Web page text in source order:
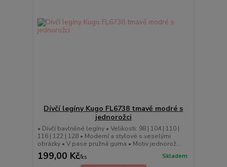
Dívčí legíny Kugo FL6738 tmavě modré s
jednorožci
• Dívčí bavlněné legíny • Velikosti: 98 | 104 | 110 |
116 | 122 | 128 • Moderní a stylové s veselými
obrázky • V pase pružná guma • Motiv jednorož...
199,00 Kč/ks Skladem